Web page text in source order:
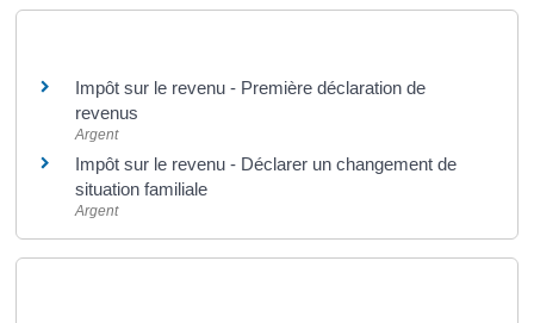
Impôt sur le revenu - Première déclaration de
revenus
Argent
Impôt sur le revenu - Déclarer un changement de
situation familiale
Argent